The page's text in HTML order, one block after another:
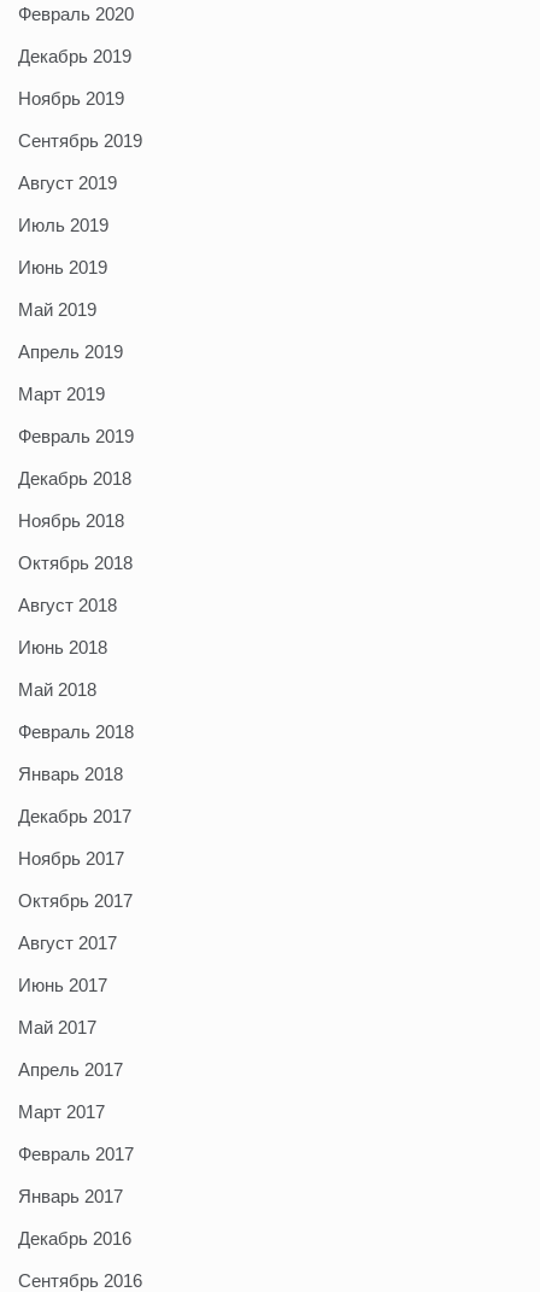
Февраль 2020
Декабрь 2019
Ноябрь 2019
Сентябрь 2019
Август 2019
Июль 2019
Июнь 2019
Май 2019
Апрель 2019
Март 2019
Февраль 2019
Декабрь 2018
Ноябрь 2018
Октябрь 2018
Август 2018
Июнь 2018
Май 2018
Февраль 2018
Январь 2018
Декабрь 2017
Ноябрь 2017
Октябрь 2017
Август 2017
Июнь 2017
Май 2017
Апрель 2017
Март 2017
Февраль 2017
Январь 2017
Декабрь 2016
Сентябрь 2016